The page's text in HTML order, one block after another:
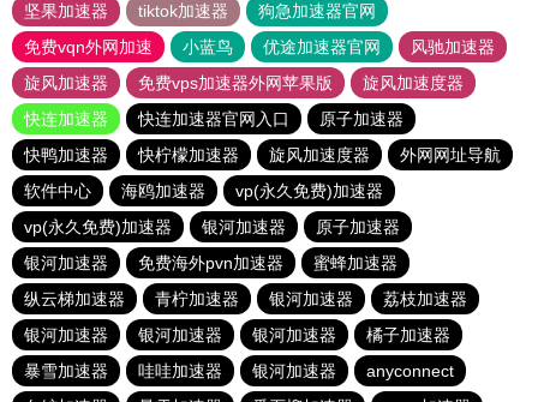
坚果加速器
tiktok加速器
狗急加速器官网
免费vqn外网加速
小蓝鸟 优途加速器官网
风驰加速器
旋风加速器
免费vps加速器外网苹果版
旋风加速度器
快连加速器
快连加速器官网入口
原子加速器
快鸭加速器
快柠檬加速器 旋风加速度器
外网网址导航
软件中心
海鸥加速器
vp(永久免费)加速器
vp(永久免费)加速器
银河加速器
原子加速器
银河加速器
免费海外pvn加速器
蜜蜂加速器
纵云梯加速器
青柠加速器 银河加速器
荔枝加速器
银河加速器
银河加速器 银河加速器
橘子加速器
暴雪加速器
哇哇加速器 银河加速器
anyconnect